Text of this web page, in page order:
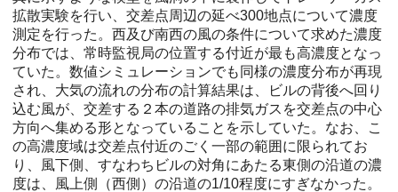
拡散実験を行い、交差点周辺の延べ300地点について濃度
測定を行った。西及び南西の風の条件について求めた濃度
分布では、常時監視局の位置する付近が最も高濃度となっ
ていた。数値シミュレーションでも同様の濃度分布が再現
され、大気の流れの分布の計算結果は、ビルの背後へ回り
込む風が、交差する２本の道路の排気ガスを交差点の中心
方向へ集める形となっていることを示していた。なお、こ
の高濃度域は交差点付近のごく一部の範囲に限られてお
り、風下側、すなわちビルの対角にあたる東側の沿道の濃
度は、風上側（西側）の沿道の1/10程度にすぎなかった。